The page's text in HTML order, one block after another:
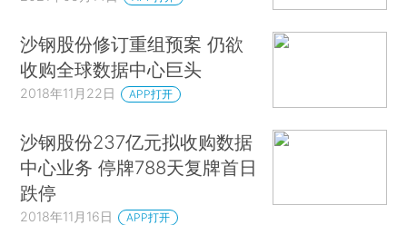
沙钢股份修订重组预案 仍欲
收购全球数据中心巨头
2018年11月22日 APP打开
沙钢股份237亿元拟收购数据
中心业务 停牌788天复牌首日
跌停
2018年11月16日 APP打开